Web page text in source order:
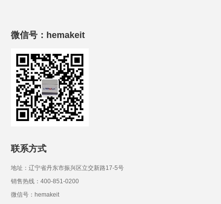
微信号：hemakeit
联系方式
地址：辽宁省丹东市振兴区立交新路17-5号
销售热线：400-851-0200
微信号：hemakeit